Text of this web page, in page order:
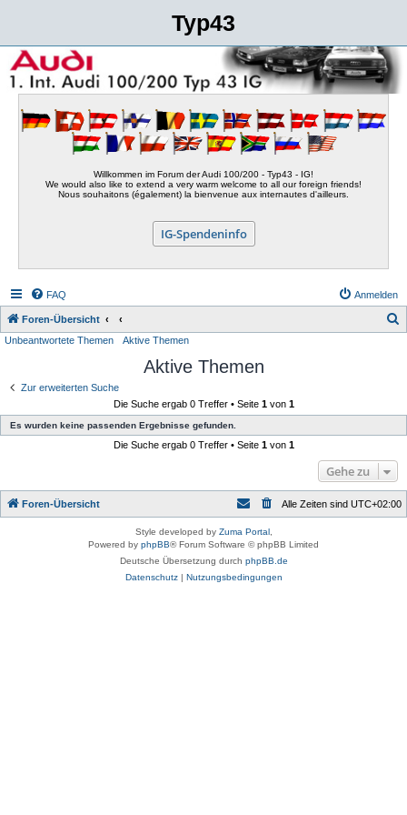
Typ43
Willkommen im Forum der Audi 100/200 - Typ43 - IG!
We would also like to extend a very warm welcome to all our foreign friends!
Nous souhaitons (également) la bienvenue aux internautes d'ailleurs.
IG-Spendeninfo
FAQ Anmelden
Foren-Übersicht
Unbeantwortete Themen Aktive Themen
Aktive Themen
Zur erweiterten Suche
Die Suche ergab 0 Treffer • Seite 1von 1
Es wurden keine passenden Ergebnisse gefunden.
Die Suche ergab 0 Treffer • Seite 1von 1
Gehe zu
Foren-Übersicht Alle Zeiten sind UTC+02:00
Style developed by Zuma Portal ,
Powered by phpBB® Forum Software © phpBB Limited
Deutsche Übersetzung durch phpBB.de
Datenschutz| Nutzungsbedingungen